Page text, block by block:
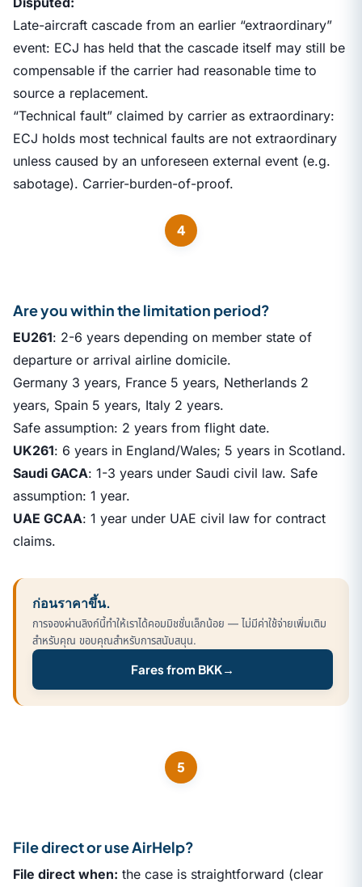
Late-aircraft cascade from an earlier “extraordinary”
event: ECJ has held that the cascade itself may still be
compensable if the carrier had reasonable time to
source a replacement.
“Technical fault” claimed by carrier as extraordinary:
ECJ holds most technical faults are not extraordinary
unless caused by an unforeseen external event (e.g.
sabotage). Carrier-burden-of-proof.
4
Are you within the limitation period?
EU261: 2-6 years depending on member state of
departure or arrival airline domicile.
Germany 3 years, France 5 years, Netherlands 2
years, Spain 5 years, Italy 2 years.
Safe assumption: 2 years from flight date.
UK261: 6 years in England/Wales; 5 years in Scotland.
Saudi GACA: 1-3 years under Saudi civil law. Safe
assumption: 1 year.
UAE GCAA: 1 year under UAE civil law for contract
claims.
ก่อนราคาขึ้น.
การจองผ่านลิงก์นี้ทำให้เราได้คอมมิชชั่นเล็กน้อย — ไม่มีค่าใช้จ่ายเพิ่มเติม
สำหรับคุณ ขอบคุณสำหรับการสนับสนุน.
Fares from BKK→
5
File direct or use AirHelp?
File direct when: the case is straightforward (clear